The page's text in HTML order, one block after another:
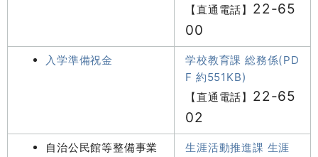
【直通電話】 22-65
00
入学準備祝金
学校教育課 総務係(PD
F 約551KB)
【直通電話】 22-65
02
自治公民館等整備事業
生涯活動推進課 生涯